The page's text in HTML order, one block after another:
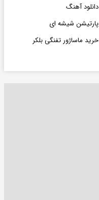
دانلود آهنگ
پارتیشن شیشه ای
خرید ماساژور تفنگی بلکر